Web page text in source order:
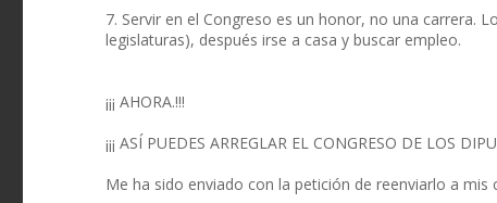
7. Servir en el Congreso es un honor, no una carrera.
legislaturas), después irse a casa y buscar empleo.
¡¡¡ AHORA.!!!
¡¡¡ ASÍ PUEDES ARREGLAR EL CONGRESO DE LOS
Me ha sido enviado con la petición de reenviarlo a mis